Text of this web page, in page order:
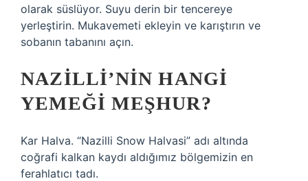
olarak süslüyor. Suyu derin bir tencereye
yerleştirin. Mukavemeti ekleyin ve karıştırın ve
sobanın tabanını açın.
NAZILLI’NIN HANGI
YEMEĞI MEŞHUR?
Kar Halva. “Nazilli Snow Halvasi” adı altında
coğrafi kalkan kaydı aldığımız bölgemizin en
ferahlatıcı tadı.